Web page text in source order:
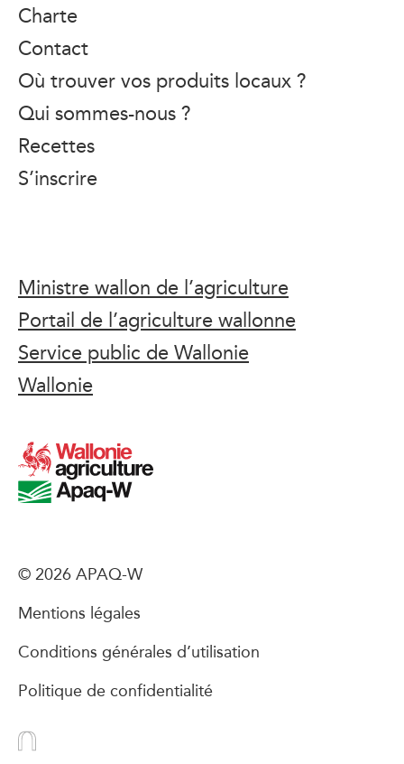
Charte
Contact
Où trouver vos produits locaux ?
Qui sommes-nous ?
Recettes
S’inscrire
Ministre wallon de l’agriculture
Portail de l’agriculture wallonne
Service public de Wallonie
Wallonie
© 2026 APAQ-W
Mentions légales
Conditions générales d’utilisation
Politique de confidentialité